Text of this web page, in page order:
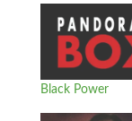
Black Power